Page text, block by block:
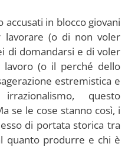
accusati in blocco giovani
lavorare (o di non voler
di domandarsi e di voler
(o il perché dello
estremistica e
questo
se le cose stanno così, i
di portata storica tra
quanto produrre e chi è